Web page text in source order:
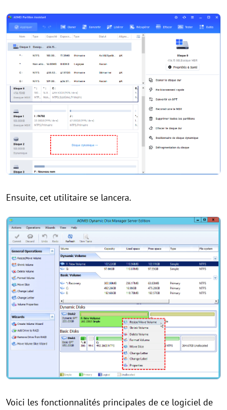
Ensuite, cet utilitaire se lancera.
Voici les fonctionnalités principales de ce logiciel de